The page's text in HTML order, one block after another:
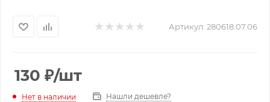
Артикул: 280618.07.06
130 ₽/шт
Нет в наличии Нашли дешевле?